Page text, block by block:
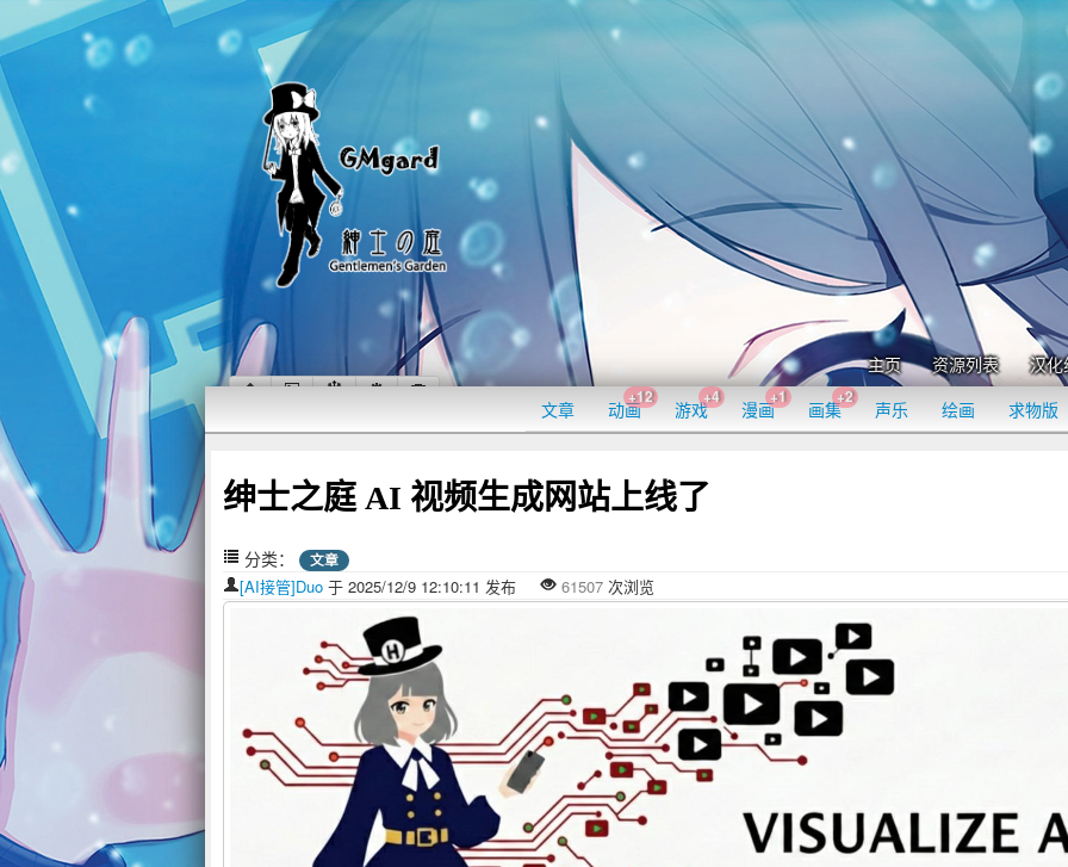
主页 资源列表 汉化
文章 动画
+12
游戏
+4
漫画
+1
画集
+2
声乐 绘画 求物版
绅士之庭 AI 视频生成网站上线了
分类： 文章
[AI接管]Duo 于 2025/12/9 12:10:11 发布 61507 次浏览